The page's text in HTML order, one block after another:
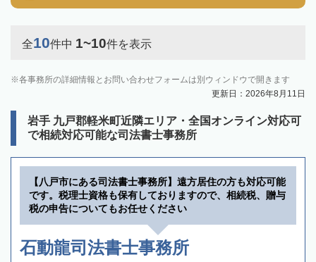
全10件中 1~10件を表示
各事務所の詳細情報とお問い合わせフォームは別ウィンドウで開きます
更新日：2026年8月11日
岩手 九戸郡軽米町近隣エリア・全国オンライン対応可
で相続対応可能な司法書士事務所
【八戸市にある司法書士事務所】遠方居住の方も対応可能
です。税理士資格も保有しておりますので、相続税、贈与
税の申告についてもお任せください
石動龍司法書士事務所